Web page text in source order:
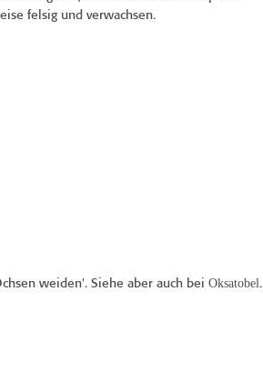
felsig und verwachsen.
weiden'. Siehe aber auch bei Oksatobel.